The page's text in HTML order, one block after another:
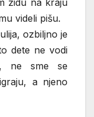
zidu na kraju
videli pišu.
ozbiljno je
dete ne vodi
ne sme se
a njeno